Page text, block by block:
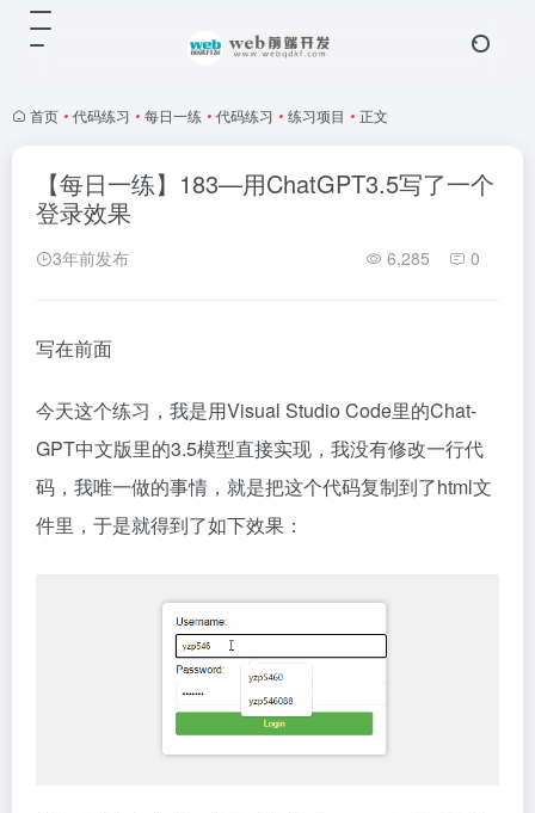
首页 • 代码练习 • 每日一练 • 代码练习 • 练习项目 • 正文
【每日一练】183—用ChatGPT3.5写了一个
登录效果
3年前发布 6,285 0
写在前面
今天这个练习，我是用Visual Studio Code里的Chat-
GPT中文版里的3.5模型直接实现，我没有修改一行代
码，我唯一做的事情，就是把这个代码复制到了html文
件里，于是就得到了如下效果：